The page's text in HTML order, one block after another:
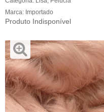
Marca: Importado
Produto Indisponível